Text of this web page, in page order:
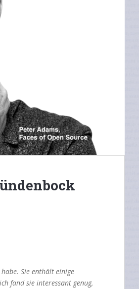
Sie enthält einige
fand sie interessant genug,